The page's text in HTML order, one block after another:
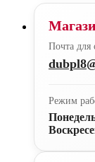
Почта для
Режим